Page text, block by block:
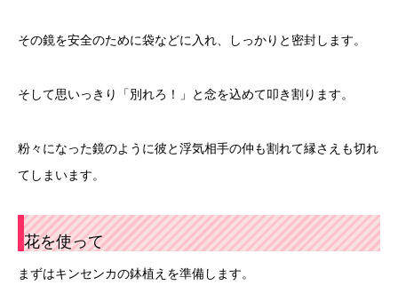
その鏡を安全のために袋などに入れ、しっかりと密封します。
そして思いっきり「別れろ！」と念を込めて叩き割ります。
粉々になった鏡のように彼と浮気相手の仲も割れて縁さえも切れ
てしまいます。
花を使って
まずはキンセンカの鉢植えを準備します。